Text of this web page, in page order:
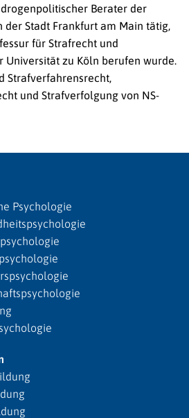
Berater der
der Stadt Frankfurt am Main tätig,
für Strafrecht und
Universität zu Köln berufen wurde.
Strafverfahrensrecht,
und Strafverfolgung von NS-
Psychologie